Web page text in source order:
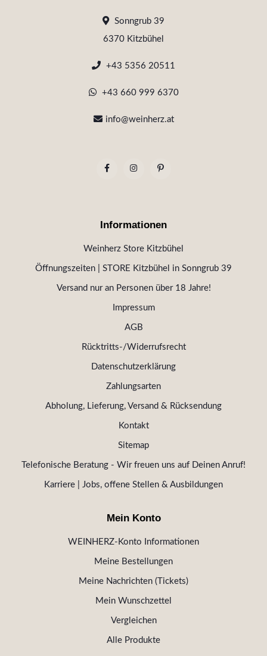
Sonngrub 39
6370 Kitzbühel
+43 5356 20511
+43 660 999 6370
info@weinherz.at
Informationen
Weinherz Store Kitzbühel
Öffnungszeiten | STORE Kitzbühel in Sonngrub 39
Versand nur an Personen über 18 Jahre!
Impressum
AGB
Rücktritts-/Widerrufsrecht
Datenschutzerklärung
Zahlungsarten
Abholung, Lieferung, Versand & Rücksendung
Kontakt
Sitemap
Telefonische Beratung - Wir freuen uns auf Deinen Anruf!
Karriere | Jobs, offene Stellen & Ausbildungen
Mein Konto
WEINHERZ-Konto Informationen
Meine Bestellungen
Meine Nachrichten (Tickets)
Mein Wunschzettel
Vergleichen
Alle Produkte